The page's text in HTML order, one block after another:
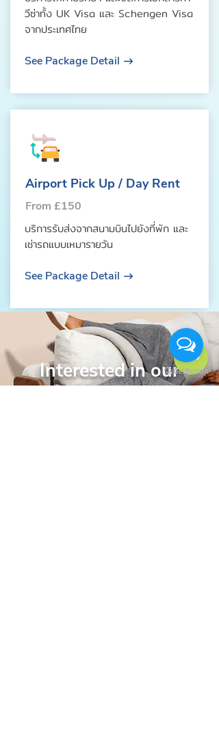
วีซ่าทั้ง UK Visa และ Schengen Visa
จากประเทศไทย
See Package Detail
Airport Pick Up / Day Rent
From £150
บริการรับส่งจากสนามบินไปยังที่พัก และ
เช่ารถแบบเหมารายวัน
See Package Detail
Interested in our